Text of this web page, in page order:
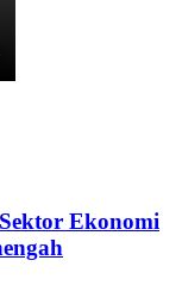
Ekonomi